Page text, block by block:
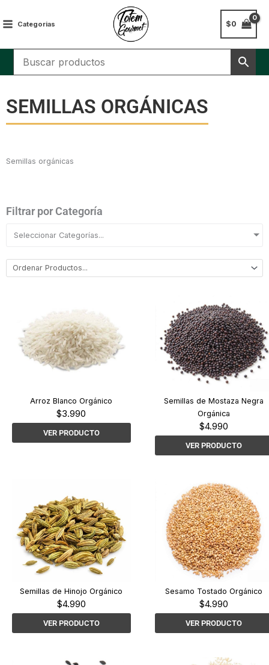
al
contenido
Categorias $0
SEMILLAS ORGÁNICAS
Semillas orgánicas
Filtrar por Categoría
Seleccionar Categorías...
Arroz Blanco Orgánico
$3.990
VER PRODUCTO
Semillas de Mostaza Negra
Orgánica
$4.990
VER PRODUCTO
Semillas de Hinojo Orgánico
$4.990
VER PRODUCTO
Sesamo Tostado Orgánico
$4.990
VER PRODUCTO